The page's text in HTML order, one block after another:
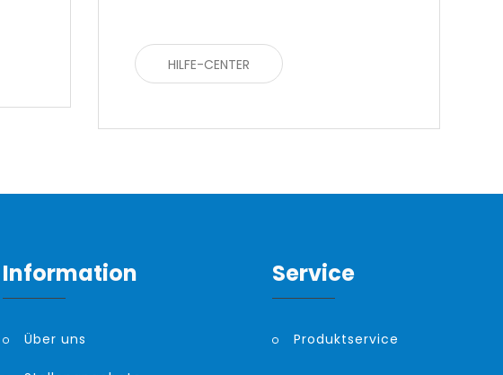
HILFE-CENTER
Information
Über uns
Service
Produktservice